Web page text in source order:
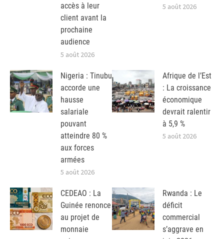
accès à leur
client avant la
prochaine
audience
5 août 2026
5 août 2026
Nigeria : Tinubu
accorde une
hausse
salariale
pouvant
atteindre 80 %
aux forces
armées
5 août 2026
Afrique de l’Est
: La croissance
économique
devrait ralentir
à 5,9 %
5 août 2026
CEDEAO : La
Guinée renonce
au projet de
monnaie
Rwanda : Le
déficit
commercial
s’aggrave en